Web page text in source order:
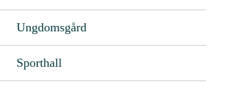
Ungdomsgård
Sporthall